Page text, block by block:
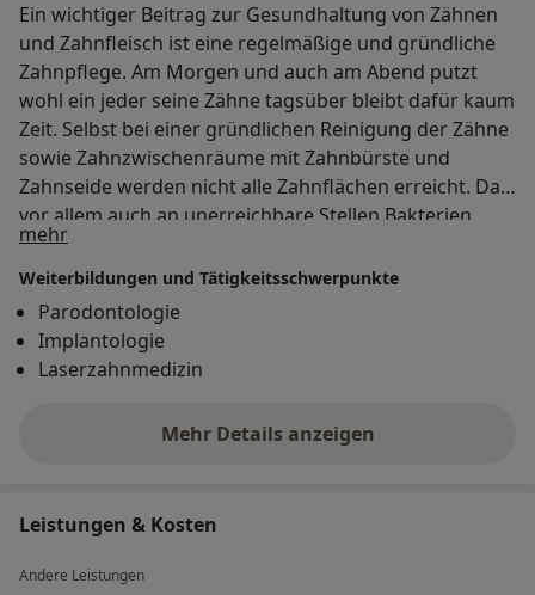
Ein wichtiger Beitrag zur Gesundhaltung von Zähnen
und Zahnfleisch ist eine regelmäßige und gründliche
Zahnpflege. Am Morgen und auch am Abend putzt
wohl ein jeder seine Zähne tagsüber bleibt dafür kaum
Zeit. Selbst bei einer gründlichen Reinigung der Zähne
sowie Zahnzwischenräume mit Zahnbürste und
Zahnseide werden nicht alle Zahnflächen erreicht. Da
vor allem auch an unerreichbare Stellen Bakterien
gelangen könne und sich dort auch Zahnbeläge und
Zahnstein bilden können sind Karies und
Entzündungen des Zahnfleischs in diesen Bereichen
keine Seltenheit. Die Folge: Parodontitis und
schlimmstenfalls Zahnverlust. Um diesen Problemen
mehrÜber mich
Weiterbildungen und Tätigkeitsschwerpunkte
Parodontologie
Implantologie
Laserzahnmedizin
Mehr Details anzeigen
über Erfahrungen
Leistungen & Kosten
Andere Leistungen